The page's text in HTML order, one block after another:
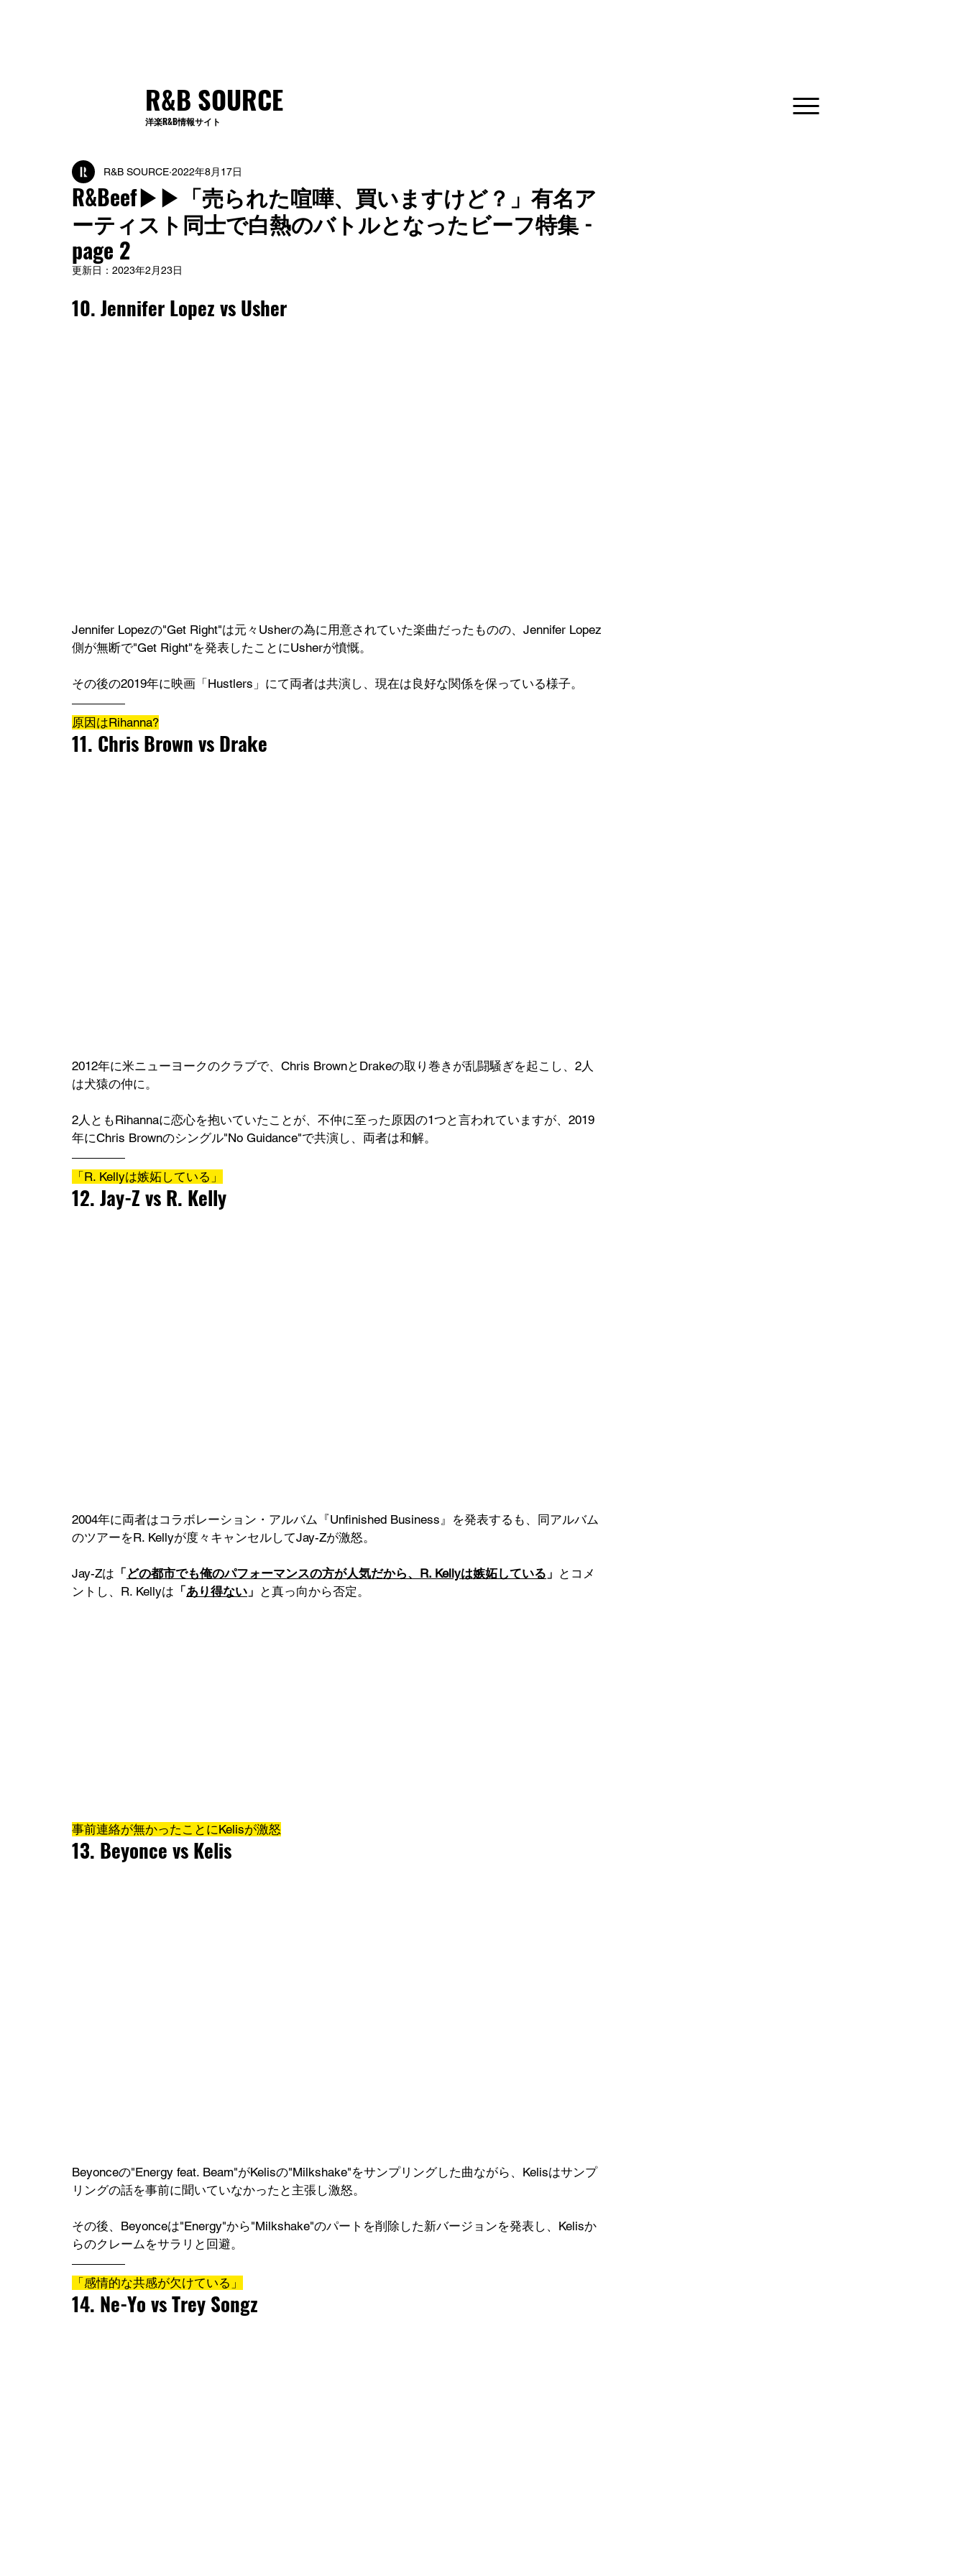
R&B SOURCE
洋楽R&B情報サイト
R&Beef▶︎▶︎「売られた喧嘩、買いますけど？」有名ア
ーティスト同士で白熱のバトルとなったビーフ特集 -
page 2
R&B SOURCE 2022年8月17日
更新日： 2023年2月23日
10. Jennifer Lopez vs Usher
Jennifer Lopezの"Get Right"は元々Usherの為に用意されていた楽曲だったものの、Jennifer Lopez
側が無断で"Get Right"を発表したことにUsherが憤慨。
その後の2019年に映画「Hustlers」にて両者は共演し、現在は良好な関係を保っている様子。
原因はRihanna?
11. Chris Brown vs Drake
2012年に米ニューヨークのクラブで、Chris BrownとDrakeの取り巻きが乱闘騒ぎを起こし、2人
は犬猿の仲に。
2人ともRihannaに恋心を抱いていたことが、不仲に至った原因の1つと言われていますが、2019
年にChris Brownのシングル"No Guidance"で共演し、両者は和解。
「R. Kellyは嫉妬している」
12. Jay-Z vs R. Kelly
2004年に両者はコラボレーション・アルバム『Unfinished Business』を発表するも、同アルバム
のツアーをR. Kellyが度々キャンセルしてJay-Zが激怒。
Jay-Zは 「どの都市でも俺のパフォーマンスの方が人気だから、R. Kellyは嫉妬している 」 とコメ
ントし、R. Kellyは 「あり得ない 」 と真っ向から否定。
事前連絡が無かったことにKelisが激怒
13. Beyonce vs Kelis
Beyonceの"Energy feat. Beam"がKelisの"Milkshake"をサンプリングした曲ながら、Kelisはサンプ
リングの話を事前に聞いていなかったと主張し激怒。
その後、Beyonceは"Energy"から"Milkshake"のパートを削除した新バージョンを発表し、Kelisか
らのクレームをサラリと回避。
「感情的な共感が欠けている」
14. Ne-Yo vs Trey Songz